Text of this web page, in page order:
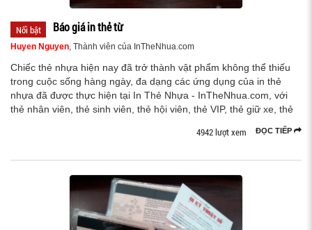
Nổi bật Báo giá in thẻ từ
Huyen Nguyen, Thành viên của InTheNhua.com
Chiếc thẻ nhựa hiện nay đã trở thành vật phẩm không thể thiếu
trong cuộc sống hàng ngày, đa dạng các ứng dụng của in thẻ
nhựa đã được thực hiện tại In Thẻ Nhựa - InTheNhua.com, với
thẻ nhân viên, thẻ sinh viên, thẻ hội viên, thẻ VIP, thẻ giữ xe, thẻ
ĐỌC TIẾP
4942 lượt xem